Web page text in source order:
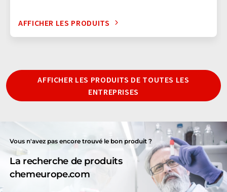
AFFICHER LES PRODUITS
AFFICHER LES PRODUITS DE TOUTES LES
ENTREPRISES
Vous n'avez pas encore trouvé le bon produit ?
La recherche de produits
chemeurope.com